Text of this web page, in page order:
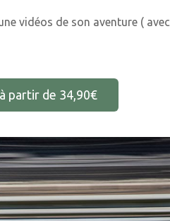
vidéos de son aventure ( avec
partir de 34,90€